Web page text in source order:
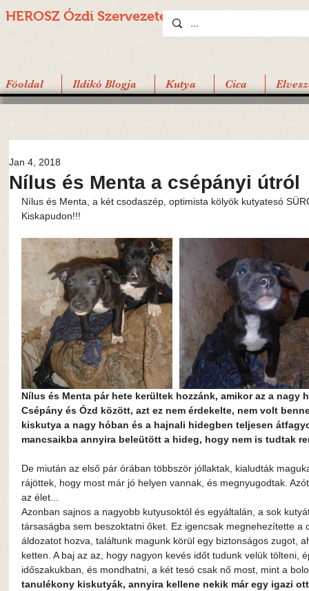
HEROSZ Ózdi Szervezete
Föoldal Ildikó Blogja Kutya Cica
Nílus és Menta a csépányi útról
Jan 4, 2018
Nílus és Menta, a két csodaszép, optimista kölyök kutyatesó
Kiskapudon!!!
Nílus és Menta pár hete kerültek hozzánk, amikor az a
Csépány és Ózd között, azt ez nem érdekelte, nem volt
kiskutya a nagy hóban és a hajnali hidegben teljesen
mancsaikba annyira beleütött a hideg, hogy nem is tudtak
De miután az első pár órában többször jóllaktak, kialudták
rájöttek, hogy most már jó helyen vannak, és megnyugodtak.
az élet...
Azonban sajnos a nagyobb kutyusoktól és egyáltalán, a sok
társaságba sem beszoktatni őket. Ez igencsak megnehezítette
áldozatot hozva, találtunk magunk körül egy biztonságos zugot,
ketten. A baj az az, hogy nagyon kevés időt tudunk velük tölteni,
időszakukban, és mondhatni, a két tesó csak nő most, mint a
tanulékony kiskutyák, annyira kellene nekik már egy igazi